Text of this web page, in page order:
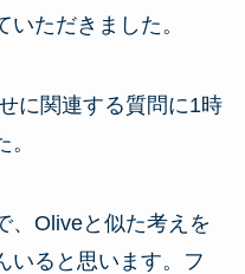
ただきました。
に関連する質問に1時
、Oliveと似た考えを
いると思います。フ